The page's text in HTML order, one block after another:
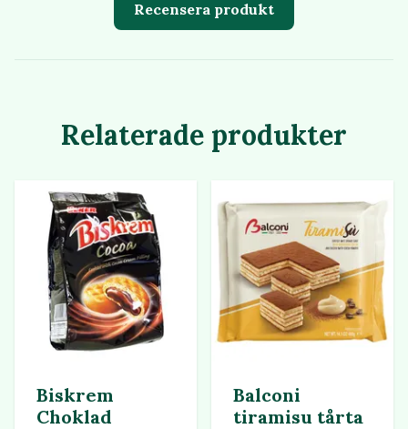
Recensera produkt
Relaterade produkter
Biskrem
Choklad
Balconi
tiramisu tårta